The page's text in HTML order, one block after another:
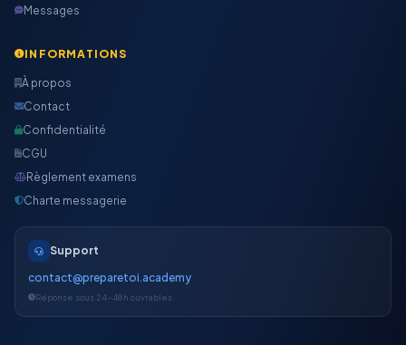
Messages
INFORMATIONS
À propos
Contact
Confidentialité
CGU
Règlement examens
Charte messagerie
Support
contact@preparetoi.academy
Réponse sous 24-48h ouvrables